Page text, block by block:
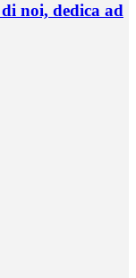
noi, dedica ad